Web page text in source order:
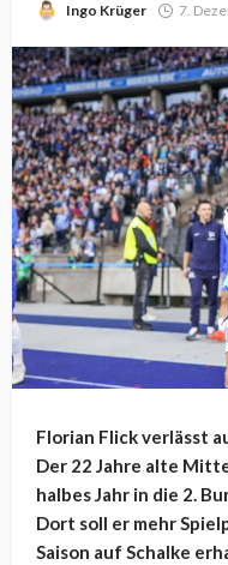
Ingo Krüger 7.
Florian Flick verlässt
Der 22 Jahre alte
halbes Jahr in die 2.
Dort soll er mehr
Saison auf Schalke